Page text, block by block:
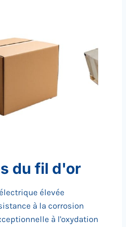
du fil d'or
élevée
à la corrosion
à l'oxydation